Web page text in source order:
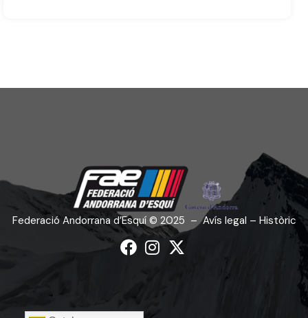
Federació Andorrana d’Esquí © 2025 –Avís legal – Històric